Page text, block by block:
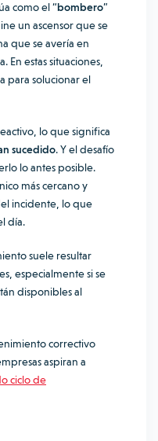
como el “bombero”
un ascensor que se
que se avería en
estas situaciones,
para solucionar el
lo que significa
sucedido. Y el desafío
lo antes posible.
más cercano y
incidente, lo que
día.
suele resultar
especialmente si se
disponibles al
correctivo
aspiran a
ciclo de